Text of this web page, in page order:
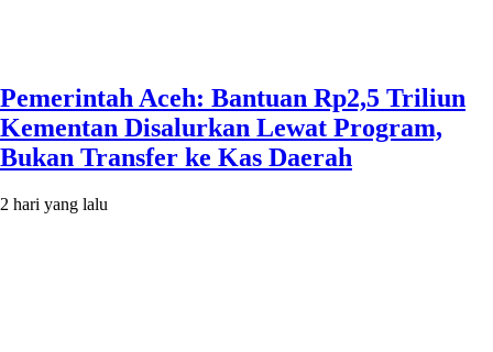
Pemerintah Aceh: Bantuan Rp2,5 Triliun
Kementan Disalurkan Lewat Program,
Bukan Transfer ke Kas Daerah
2 hari yang lalu